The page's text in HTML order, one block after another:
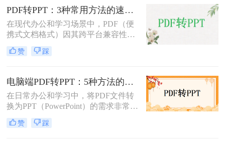
睐。然而，有时我们需要将PDF转换
为PPT以便进行编辑和演示。那么pdf
转换成ppt怎么做呢？本文将详细介绍
几种将PDF转换为PPT的方法。
PDF转PPT：3种常用方法的速度对比和适用文件类型！
在现代办公和学习场景中，PDF（便
携式文档格式）因其跨平台兼容性和
内容稳定性而广泛使用。然而，在某
些情况下，我们可能需要将PDF文件
以便于编辑、演示或分享。那么PDF
如何转ppt呢？本文将详细介绍几种常
用的PDF转PPT的方法。
赞 踩
电脑端PDF转PPT：5种方法的安装配置和操作差异！
在日常办公和学习中，将PDF文件转
换为PPT（PowerPoint）的需求非常普
遍。无论是为了制作演示文稿、分享
资料还是教学用途，掌握高效的PDF
赞 踩